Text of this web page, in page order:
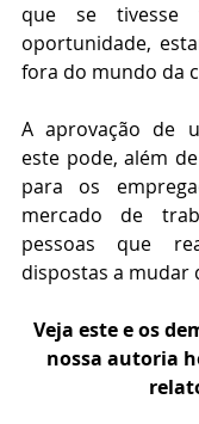
que se tivesse
oportunidade,
fora do mundo da
A aprovação de
este pode, além
para os
mercado de
pessoas que
dispostas a mudar
Veja este e os
nossa autoria